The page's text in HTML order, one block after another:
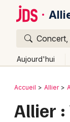
Aujourd'hui
Publier
Bordeaux
Retour
Accueil Allier
Allier :
Quoi ?
Où ?
Changer de lieu